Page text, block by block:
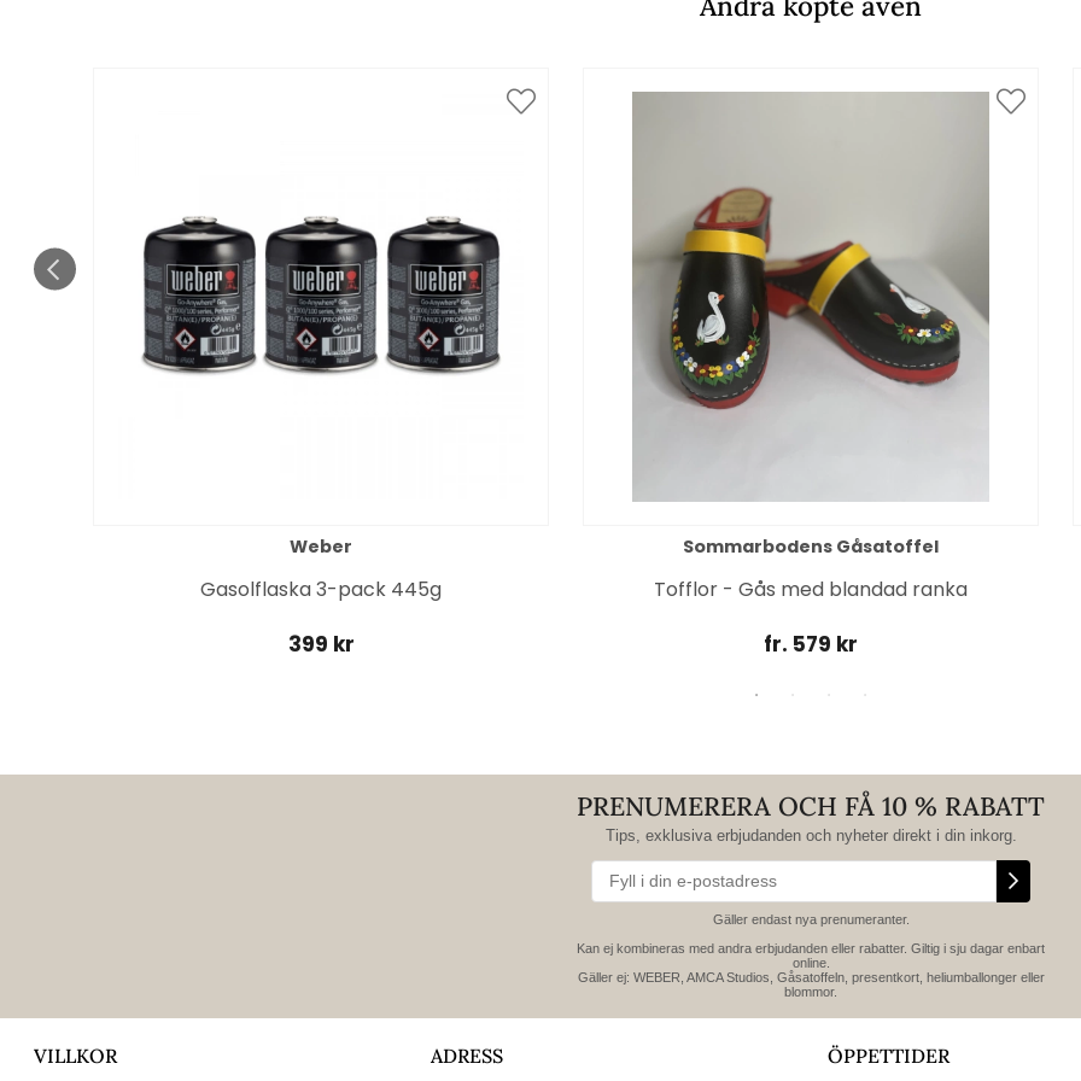
Weber
Gasolflaska 3-pack 445g
399 kr
Sommarbodens Gåsatoffel
Tofflor - Gås med blandad ranka
fr. 579 kr
PRENUMERERA OCH FÅ 10 % RABATT
Tips, exklusiva erbjudanden och nyheter direkt i din inkorg.
Gäller endast nya prenumeranter.
Kan ej kombineras med andra erbjudanden eller rabatter. Giltig i sju dagar enbart
online.
Gäller ej: WEBER, AMCA Studios, Gåsatoffeln, presentkort, heliumballonger eller
blommor.
VILLKOR
ADRESS
ÖPPETTIDER